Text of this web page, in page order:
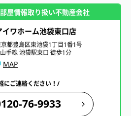
屋情報取り扱い不動産会社
イワホーム池袋東口店
都豊島区東池袋1丁目1番1号
山手線 池袋駅東口 徒歩1分
MAP
にご連絡ください！/
76-9933